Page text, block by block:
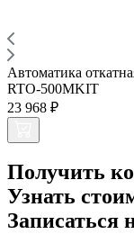
Автоматика
RTO-500MKIT
23 968 ₽
Получить
Узнать
Записаться